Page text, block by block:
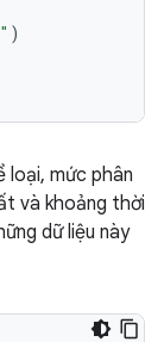
)
loại, mức phân
và khoảng thời
dữ liệu này